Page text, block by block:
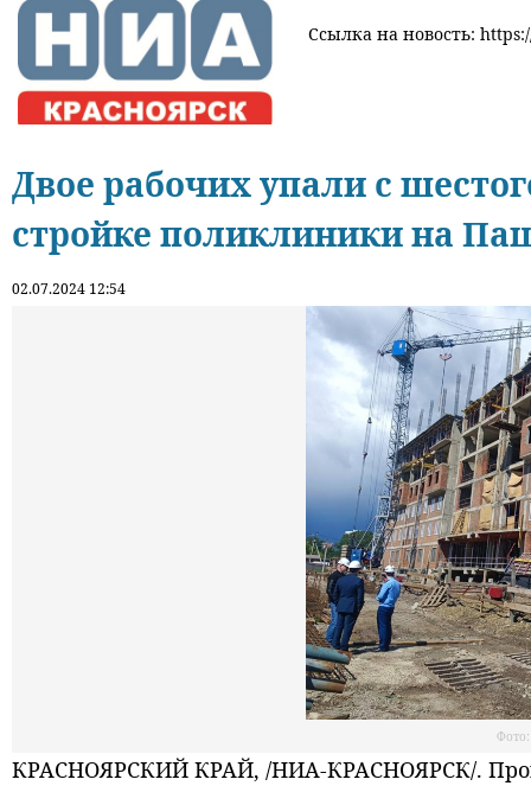
Ссылка на новость:
Двое рабочих упали с
стройке поликлиники на
02.07.2024 12:54
КРАСНОЯРСКИЙ КРАЙ, /НИА-КРАСНОЯРСК/.